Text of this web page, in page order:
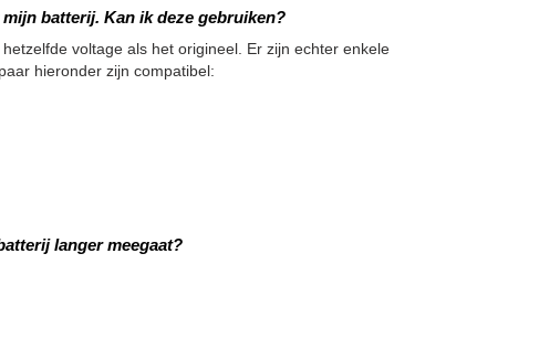
batterij. Kan ik deze gebruiken?
voltage als het origineel. Er zijn echter enkele
hieronder zijn compatibel:
langer meegaat?